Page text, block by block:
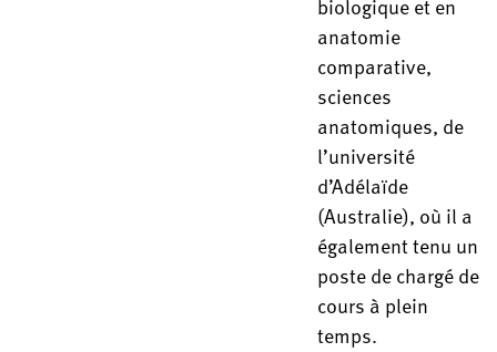
biologique et en
anatomie
comparative,
sciences
anatomiques, de
l’université
d’Adélaïde
(Australie), où il a
également tenu un
poste de chargé de
cours à plein
temps.